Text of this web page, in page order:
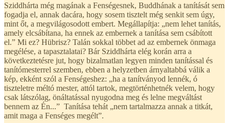
Sziddhárta még magának a Fenségesnek, Buddhának a tanítását sem
fogadja el, annak dacára, hogy sosem tisztelt még senkit sem úgy,
mint őt, a megvilágosodott embert. Megállapítja: „nem lehet tanítás,
amely elcsábítana, ha ennek az embernek a tanítása sem csábított
el.” Mi ez? Hübrisz? Talán sokkal többet ad az embernek önmaga
megélése, a tapasztalatai? Bár Sziddhárta elég korán arra a
következtetésre jut, hogy bizalmatlan legyen minden tanítással és
tanítómesterrel szemben, ebben a helyzetben árnyaltabbá válik a
kép, ekként szól a Fenségeshez: „ha a tanítványod lennék, ó
tiszteletre méltó mester, attól tartok, megtörténhetnék velem, hogy
csak látszólag, önáltatással nyugodna meg és lelne megváltást
bennem az Én...” Tanítása tehát „nem tartalmazza annak a titkát,
amit maga a Fenséges megélt”.